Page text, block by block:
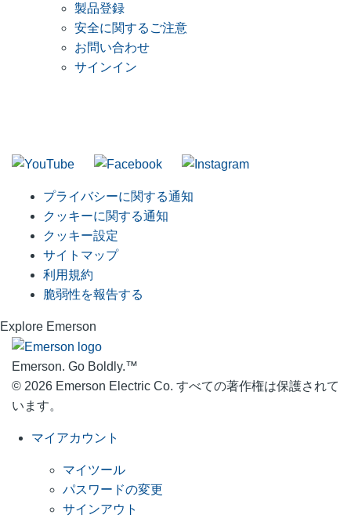
製品登録
安全に関するご注意
お問い合わせ
サインイン
プライバシーに関する通知
クッキーに関する通知
クッキー設定
サイトマップ
利用規約
脆弱性を報告する
Explore Emerson
Emerson. Go Boldly.™
© 2026 Emerson Electric Co. すべての著作権は保護されて
います。
マイアカウント
マイツール
パスワードの変更
サインアウト